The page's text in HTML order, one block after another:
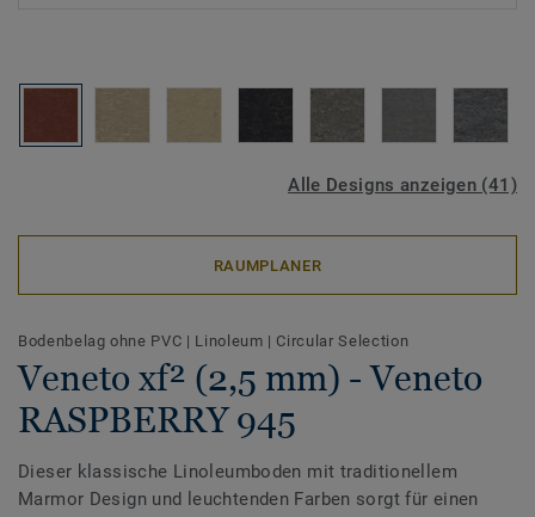
Alle Designs anzeigen (41)
RAUMPLANER
Bodenbelag ohne PVC | Linoleum | Circular Selection
Veneto xf² (2,5 mm) - Veneto
RASPBERRY 945
Dieser klassische Linoleumboden mit traditionellem
Marmor Design und leuchtenden Farben sorgt für einen